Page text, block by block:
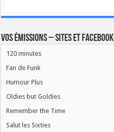
Vos émissions – Sites et Facebook
120 minutes
Fan de Funk
Humour Plus
Oldies but Goldies
Remember the Time
Salut les Sixties